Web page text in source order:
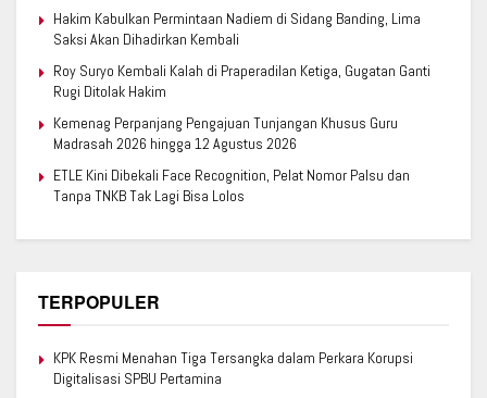
Hakim Kabulkan Permintaan Nadiem di Sidang Banding, Lima
Saksi Akan Dihadirkan Kembali
Roy Suryo Kembali Kalah di Praperadilan Ketiga, Gugatan Ganti
Rugi Ditolak Hakim
Kemenag Perpanjang Pengajuan Tunjangan Khusus Guru
Madrasah 2026 hingga 12 Agustus 2026
ETLE Kini Dibekali Face Recognition, Pelat Nomor Palsu dan
Tanpa TNKB Tak Lagi Bisa Lolos
TERPOPULER
KPK Resmi Menahan Tiga Tersangka dalam Perkara Korupsi
Digitalisasi SPBU Pertamina